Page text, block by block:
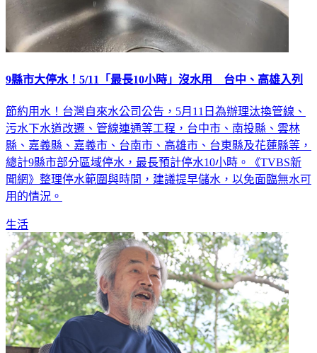
9縣市大停水！5/11「最長10小時」沒水用 台中、高雄入列
節約用水！台灣自來水公司公告，5月11日為辦理汰換管線、
污水下水道改遷、管線連通等工程，台中市、南投縣、雲林
縣、嘉義縣、嘉義市、台南市、高雄市、台東縣及花蓮縣等，
總計9縣市部分區域停水，最長預計停水10小時。《TVBS新
聞網》整理停水範圍與時間，建議提早儲水，以免面臨無水可
用的情況。
生活